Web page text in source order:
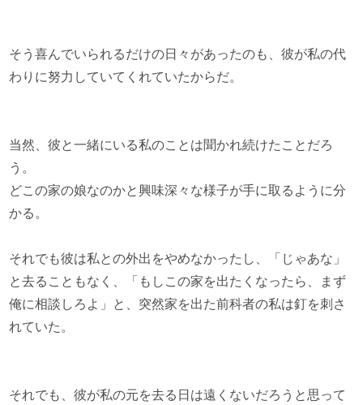
そう喜んでいられるだけの日々があったのも、彼が私の代
わりに努力していてくれていたからだ。
当然、彼と一緒にいる私のことは聞かれ続けたことだろ
う。
どこの家の娘なのかと興味深々な様子が手に取るように分
かる。
それでも彼は私との外出をやめなかったし、「じゃあな」
と去ることもなく、「もしこの家を出たくなったら、まず
俺に相談しろよ」と、突然家を出た前科者の私は釘を刺さ
れていた。
それでも、彼が私の元を去る日は遠くないだろうと思って